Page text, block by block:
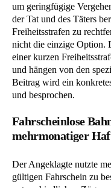
um geringfügige
der Tat und des Täters
Freiheitsstrafen zu
nicht die einzige Option.
einer kurzen
und hängen von den
Beitrag wird ein
und besprochen.
Fahrscheinlose
mehrmonatiger
Der Angeklagte nutzte
gültigen Fahrschein zu